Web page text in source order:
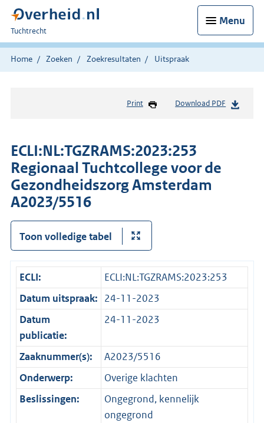
Menu
U
bent
hier:
Tuchtrecht
Home Zoeken Zoekresultaten Uitspraak
Print Download PDF
ECLI:NL:TGZRAMS:2023:253
Regionaal Tuchtcollege voor de
Gezondheidszorg Amsterdam
A2023/5516
Toon volledige tabel
ECLI:
ECLI:NL:TGZRAMS:2023:253
Datum uitspraak: 24-11-2023
Datum
publicatie:
24-11-2023
Zaaknummer(s):
A2023/5516
Onderwerp:
Overige klachten
Beslissingen:
Ongegrond, kennelijk
ongegrond